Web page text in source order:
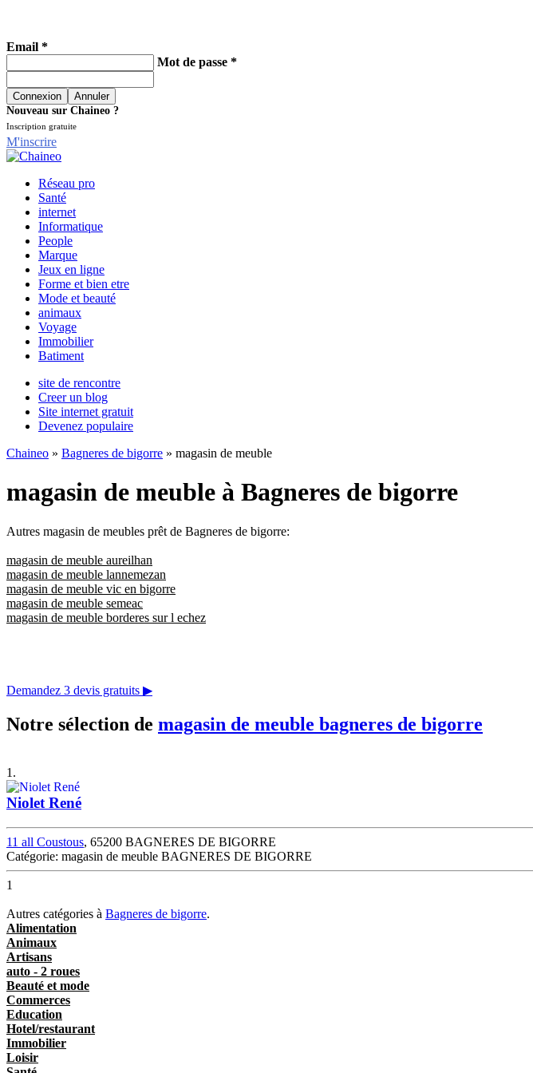
Email *
Mot de passe *
Nouveau sur Chaineo ?
Inscription gratuite
M'inscrire
Réseau pro
Santé
internet
Informatique
People
Marque
Jeux en ligne
Forme et bien etre
Mode et beauté
animaux
Voyage
Immobilier
Batiment
site de rencontre
Creer un blog
Site internet gratuit
Devenez populaire
Chaineo » Bagneres de bigorre » magasin de meuble
magasin de meuble à Bagneres de bigorre
Autres magasin de meubles prêt de Bagneres de bigorre:
magasin de meuble aureilhan
magasin de meuble lannemezan
magasin de meuble vic en bigorre
magasin de meuble semeac
magasin de meuble borderes sur l echez
Demandez 3 devis gratuits ▶
Notre sélection de magasin de meuble bagneres de bigorre
1.
Niolet René
11 all Coustous, 65200 BAGNERES DE BIGORRE
Catégorie: magasin de meuble BAGNERES DE BIGORRE
1
Autres catégories à Bagneres de bigorre.
Alimentation
Animaux
Artisans
auto - 2 roues
Beauté et mode
Commerces
Education
Hotel/restaurant
Immobilier
Loisir